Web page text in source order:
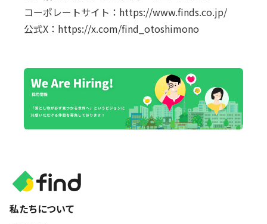
コーポレートサイト： https://www.finds.co.jp/
公式X： https://x.com/find_otoshimono
私たちについて